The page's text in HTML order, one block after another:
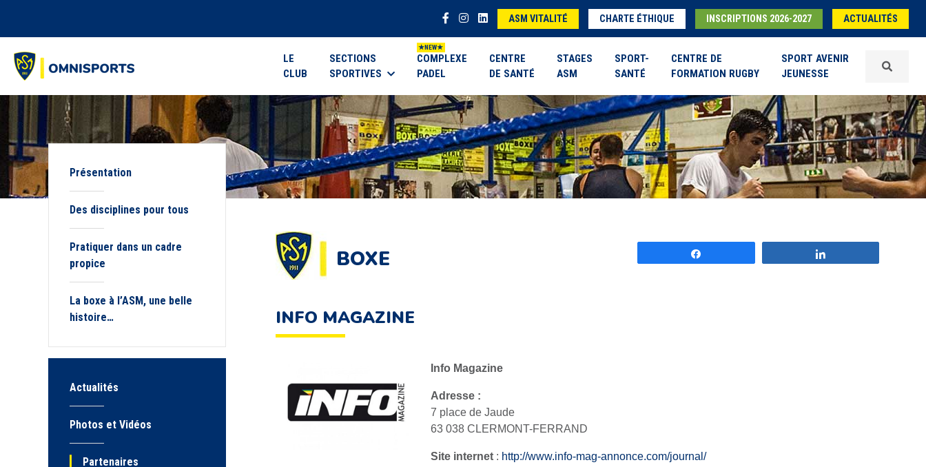
ASM VITALITÉ CHARTE ÉTHIQUE INSCRIPTIONS 2026-2027 ACTUALITÉS
LE
CLUB
SECTIONS
SPORTIVES
COMPLEXE
PADEL
CENTRE
DE SANTÉ
STAGES
ASM
SPORT-
SANTÉ
CENTRE DE
FORMATION RUGBY
SPORT AVENIR
JEUNESSE
Présentation
Des disciplines pour tous
Pratiquer dans un cadre
propice
La boxe à l’ASM, une belle
histoire…
Actualités
Photos et Vidéos
Partenaires
BOXE
INFO MAGAZINE
Info Magazine
Adresse :
7 place de Jaude
63 038 CLERMONT-FERRAND
Site internet : http://www.info-mag-annonce.com/journal/